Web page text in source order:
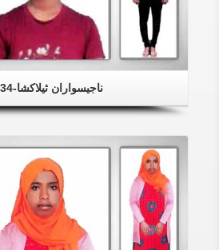
ناجيسواران ثيلاكشا-S1034